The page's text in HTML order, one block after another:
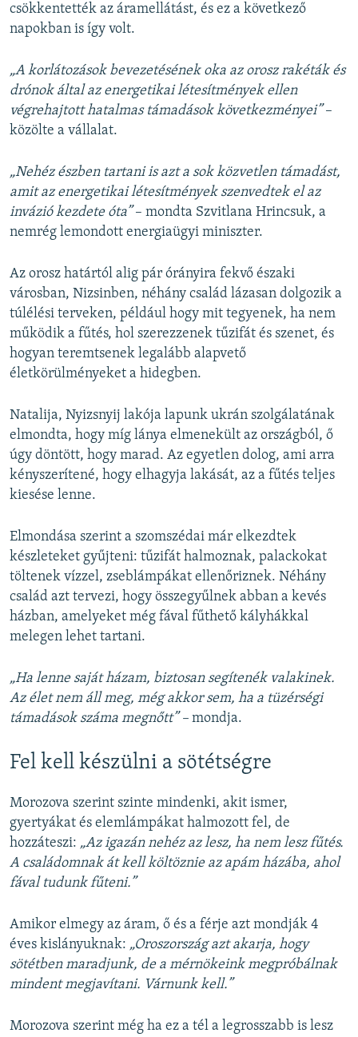
csökkentették az áramellátást, és ez a következő
napokban is így volt.
„A korlátozások bevezetésének oka az orosz rakéták és
drónok által az energetikai létesítmények ellen
végrehajtott hatalmas támadások következményei”–
közölte a vállalat.
„Nehéz észben tartani is azt a sok közvetlen támadást,
amit az energetikai létesítmények szenvedtek el az
invázió kezdete óta”– mondta Szvitlana Hrincsuk, a
nemrég lemondott energiaügyi miniszter.
Az orosz határtól alig pár órányira fekvő északi
városban, Nizsinben, néhány család lázasan dolgozik a
túlélési terveken, például hogy mit tegyenek, ha nem
működik a fűtés, hol szerezzenek tűzifát és szenet, és
hogyan teremtsenek legalább alapvető
életkörülményeket a hidegben.
Natalija, Nyizsnyij lakója lapunk ukrán szolgálatának
elmondta, hogy míg lánya elmenekült az országból, ő
úgy döntött, hogy marad. Az egyetlen dolog, ami arra
kényszerítené, hogy elhagyja lakását, az a fűtés teljes
kiesése lenne.
Elmondása szerint a szomszédai már elkezdtek
készleteket gyűjteni: tűzifát halmoznak, palackokat
töltenek vízzel, zseblámpákat ellenőriznek. Néhány
család azt tervezi, hogy összegyűlnek abban a kevés
házban, amelyeket még fával fűthető kályhákkal
melegen lehet tartani.
„Ha lenne saját házam, biztosan segítenék valakinek.
Az élet nem áll meg, még akkor sem, ha a tüzérségi
támadások száma megnőtt” – mondja.
Fel kell készülni a sötétségre
Morozova szerint szinte mindenki, akit ismer,
gyertyákat és elemlámpákat halmozott fel, de
hozzáteszi: „Az igazán nehéz az lesz, ha nem lesz fűtés.
A családomnak át kell költöznie az apám házába, ahol
fával tudunk fűteni.”
Amikor elmegy az áram, ő és a férje azt mondják 4
éves kislányuknak: „Oroszország azt akarja, hogy
sötétben maradjunk, de a mérnökeink megpróbálnak
mindent megjavítani. Várnunk kell.”
Morozova szerint még ha ez a tél a legrosszabb is lesz